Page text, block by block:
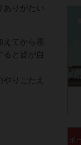
ありがたい
えてから基
ると皆が自
りごたえ